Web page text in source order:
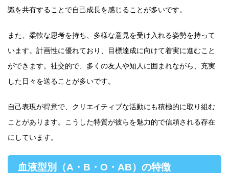
識を共有することで自己成長を感じることが多いです。
また、柔軟な思考を持ち、多様な意見を受け入れる姿勢を持って
います。計画性に優れており、目標達成に向けて着実に進むこと
ができます。社交的で、多くの友人や知人に囲まれながら、充実
した日々を送ることが多いです。
自己表現が得意で、クリエイティブな活動にも積極的に取り組む
ことがあります。こうした特質が彼らを魅力的で信頼される存在
にしています。
血液型別（A・B・O・AB）の特徴